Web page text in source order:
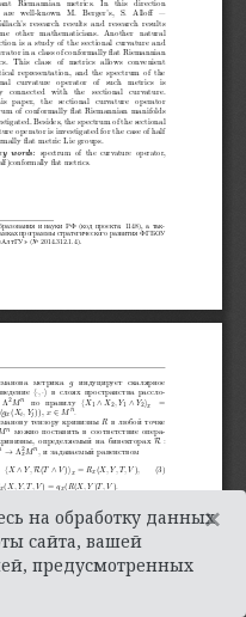
на обработку данных
сайта, вашей
предусмотренных
×